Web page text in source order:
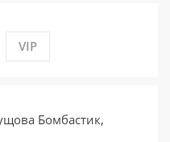
VIP
Бомбастик,